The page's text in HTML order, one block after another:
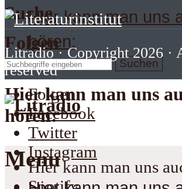
Suche
Suchen
Hier kann man uns
hören:
Hier kann man uns
hören:
Hier kann man uns
Folgen
Folgen
Facebook
Twitter
Instagram
Litradio· Copyright 2026 ·
reserved
Menu